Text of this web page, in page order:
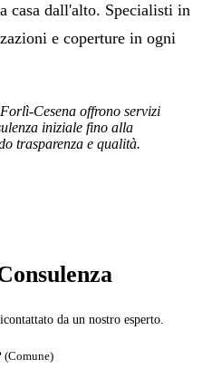
casa dall'alto. Specialisti in
e coperture in ogni
Cesena offrono servizi
iniziale fino alla
trasparenza e qualità.
da un nostro esperto.
(Comune)